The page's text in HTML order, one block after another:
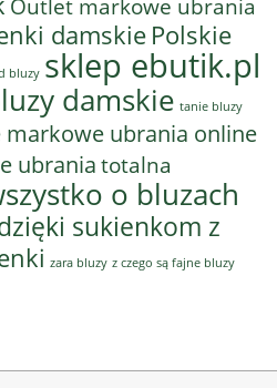
damskie Polskie
bluzy sklep ebutik.pl
damskie tanie bluzy
markowe ubrania online
ubrania totalna
o bluzach
sukienkom z
zara bluzy z czego są fajne bluzy